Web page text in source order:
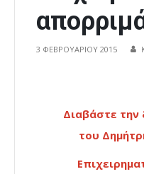
3 ΦΕΒΡΟΥΑΡΊΟΥ 2015
Διαβάστε
του